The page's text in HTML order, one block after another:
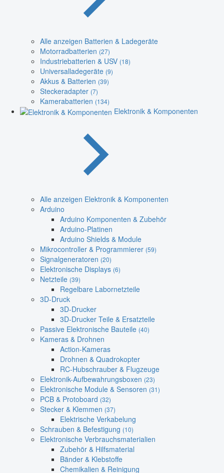
Alle anzeigen Batterien & Ladegeräte
Motorradbatterien (27)
Industriebatterien & USV (18)
Universalladegeräte (9)
Akkus & Batterien (39)
Steckeradapter (7)
Kamerabatterien (134)
Elektronik & Komponenten
Alle anzeigen Elektronik & Komponenten
Arduino
Arduino Komponenten & Zubehör
Arduino-Platinen
Arduino Shields & Module
Mikrocontroller & Programmierer (59)
Signalgeneratoren (20)
Elektronische Displays (6)
Netzteile (39)
Regelbare Labornetzteile
3D-Druck
3D-Drucker
3D-Drucker Teile & Ersatzteile
Passive Elektronische Bauteile (40)
Kameras & Drohnen
Action-Kameras
Drohnen & Quadrokopter
RC-Hubschrauber & Flugzeuge
Elektronik-Aufbewahrungsboxen (23)
Elektronische Module & Sensoren (31)
PCB & Protoboard (32)
Stecker & Klemmen (37)
Elektrische Verkabelung
Schrauben & Befestigung (10)
Elektronische Verbrauchsmaterialien
Zubehör & Hilfsmaterial
Bänder & Klebstoffe
Chemikalien & Reinigung